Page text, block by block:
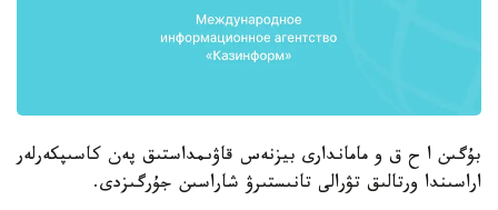
بۇگىن ا ح ق و ماماندارى بيزنەس قاۋىمداستىق پەن كاسىپكەرلەر
اراسىندا ورتالىق تۋرالى تانىستىرۋ شاراسىن جۇرگىزدى.